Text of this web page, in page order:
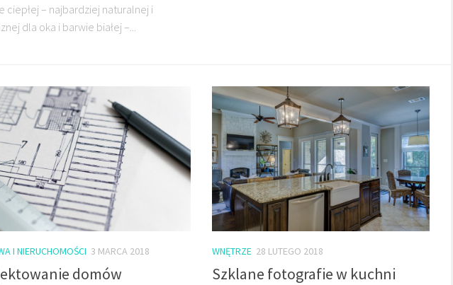
ciepłej – najbardziej naturalnej i
dla oka i barwie białej –...
I NIERUCHOMOŚCI 3 MARCA 2018
domów
WNĘTRZE 28 LUTEGO 2018
Szklane fotografie w kuchni